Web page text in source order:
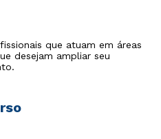
que atuam em áreas
desejam ampliar seu